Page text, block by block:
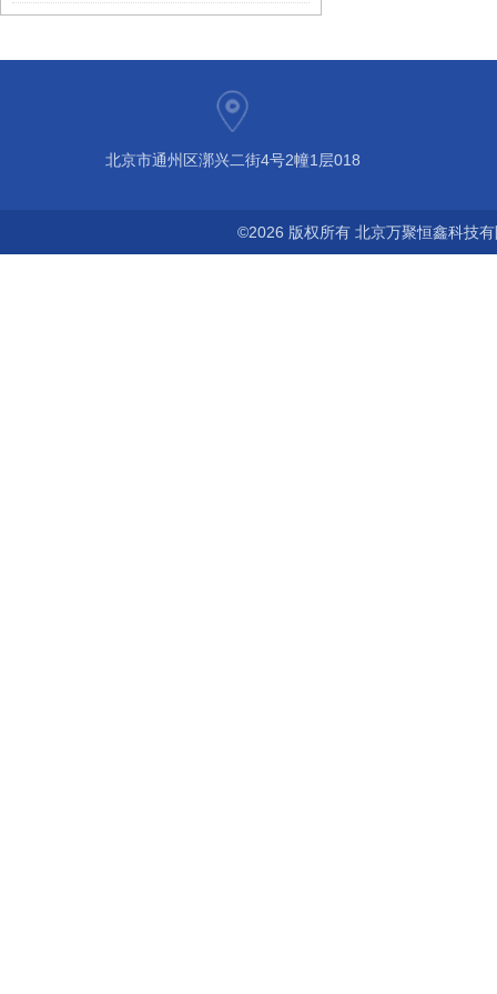
北京市通州区漷兴二街4号2幢1层018
©2026 版权所有 北京万聚恒鑫科技